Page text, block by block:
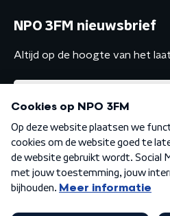
NPO 3FM nieuwsbrief
Altijd op de hoogte van het
Algemene voorwaarden